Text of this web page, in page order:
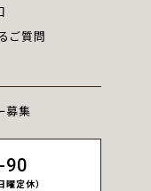
ご質問
募集
90
定休）